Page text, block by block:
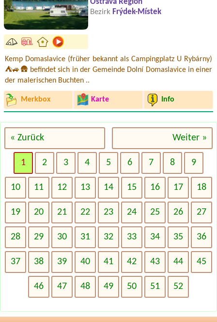
Ostrava Region
Bezirk Frýdek-Místek
Kemp Domaslavice (früher bekannt als Campingplatz U Rybárny)
⛺🚙🛖 befindet sich in der Gemeinde Dolní Domaslavice in einer
der malerischen Buchten ..
Merkbox Karte Info
« Zurück Weiter »
1 2 3 4 5 6 7 8 9
10 11 12 13 14 15 16 17 18
19 20 21 22 23 24 25 26 27
28 29 30 31 32 33 34 35 36
37 38 39 40 41 42 43 44 45
46 47 48 49 50 51 52